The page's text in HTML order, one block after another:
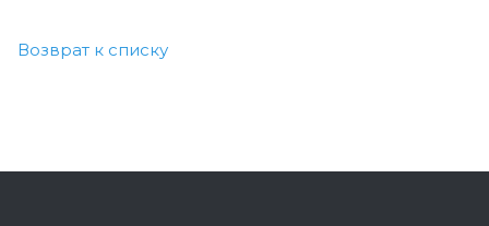
Возврат к списку